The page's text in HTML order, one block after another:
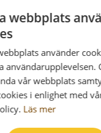
mit stripe
webbplats
använder
användarupplevelsen.
vår webbplats
i enlighet med
Läs mer